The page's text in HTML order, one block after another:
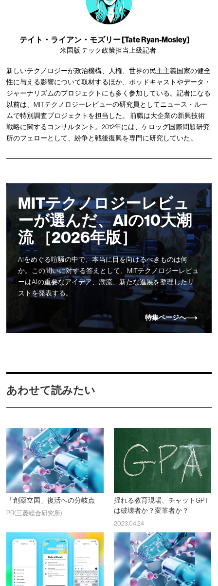
テイト・ライアン・モズリー [Tate Ryan-Mosley]
米国版 テック政策担当上級記者
新しいテクノロジーが政治機構、人権、世界の民主主義国家の健全
性に与える影響について取材するほか、ポッドキャストやデータ・
ジャーナリズムのプロジェクトにも多く参加している。記者になる
以前は、MITテクノロジーレビューの研究員としてニュース・ルー
ムで特別調査プロジェクトを担当した。 前職は大企業の新興技術
戦略に関するコンサルタント。2012年には、ケロッグ国際問題研究
所のフェローとして、紛争と戦後復興を専門に研究していた。
MITテクノロジーレビュ
ーが選んだ、AIの10大潮
流 ［2026年版］
AIをめぐる喧騒の中で、本当に目を向けるべきものは何
か。この問いに対する答えとして、MITテクノロジーレビュ
ーはAIの重要なアイデア、潮流、新たな進展を整理したリ
ストを発表する。
特集ページへ
あわせて読みたい
「創薬立国」復活への分岐点
PR(三菱総合研究所)
揺れる教育現場、チャットGPT
は破壊者か？変革者か？
2023.04.24